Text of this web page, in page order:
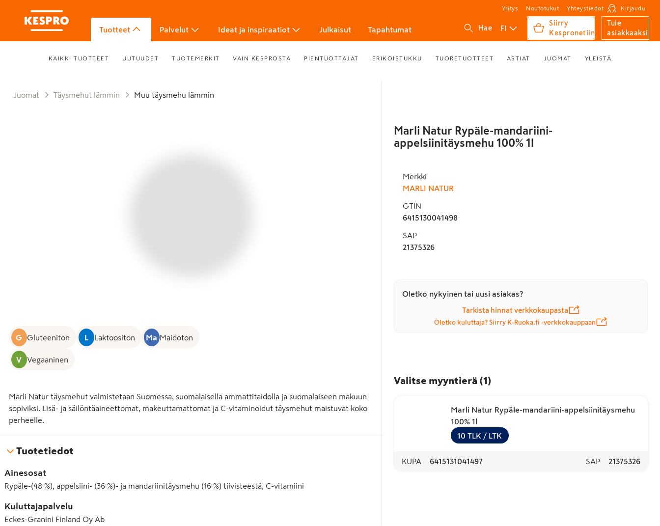
Yritys Noutotukut Yhteystiedot Kirjaudu
Tuotteet Palvelut Ideat ja inspiraatiot Julkaisut Tapahtumat Hae FI
Siirry
Kespronetiin
Tule
asiakkaaksi
KAIKKI TUOTTEET UUTUUDET TUOTEMERKIT VAIN KESPROSTA PIENTUOTTAJAT ERIKOISTUKKU TUORETUOTTEET ASTIAT JUOMAT YLEISTÄ
Juomat Täysmehut lämmin Muu täysmehu lämmin
G Gluteeniton L Laktoositon Ma Maidoton
V Vegaaninen
Marli Natur täysmehut valmistetaan Suomessa, suomalaisella ammattitaidolla ja suomalaiseen makuun
sopiviksi. Lisä- ja säilöntäaineettomat, makeuttamattomat ja C-vitaminoidut täysmehut maistuvat koko
perheelle.
Tuotetiedot
Ainesosat
Rypäle-(48 %), appelsiini- (36 %)- ja mandariinitäysmehu (16 %) tiivisteestä, C-vitamiini
Kuluttajapalvelu
Eckes-Granini Finland Oy Ab
Marli Natur Rypäle-mandariini-
appelsiinitäysmehu 100% 1l
Merkki
MARLI NATUR
GTIN
6415130041498
SAP
21375326
Oletko nykyinen tai uusi asiakas?
Tarkista hinnat verkkokaupasta
Oletko kuluttaja? Siirry K-Ruoka.fi -verkkokauppaan
Valitse myyntierä (1 )
Marli Natur Rypäle-mandariini-appelsiinitäysmehu
100% 1l
10 TLK / LTK
KUPA 6415131041497 SAP 21375326